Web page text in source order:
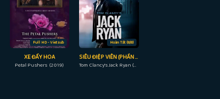
Full HD - Vietsub
XE ĐẨY HOA
Petal Pushers (2019)
Hoàn Tất (8/8)
SIÊU ĐIỆP VIÊN (PHẦN 3)
Tom Clancy's Jack Ryan (Season 3) (2022)